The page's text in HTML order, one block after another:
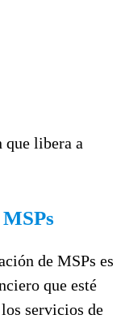
que libera a
de MSPs es
que esté
servicios de